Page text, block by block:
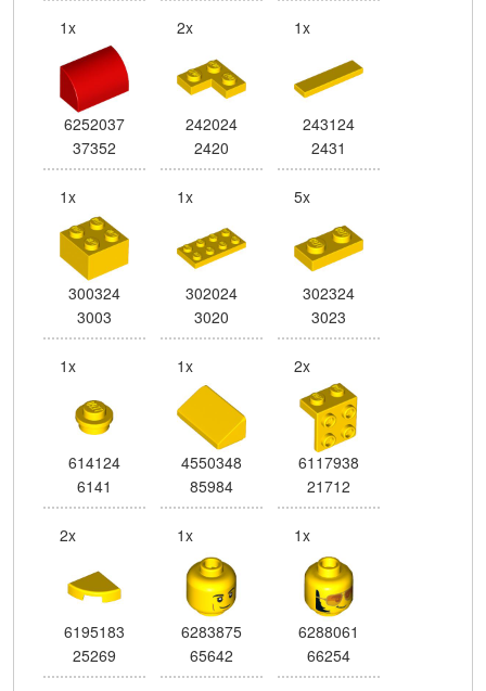
1x
6252037
37352
2x
242024
2420
1x
243124
2431
1x
300324
3003
1x
302024
3020
5x
302324
3023
1x
614124
6141
1x
4550348
85984
2x
6117938
21712
2x
6195183
25269
1x
6283875
65642
1x
6288061
66254